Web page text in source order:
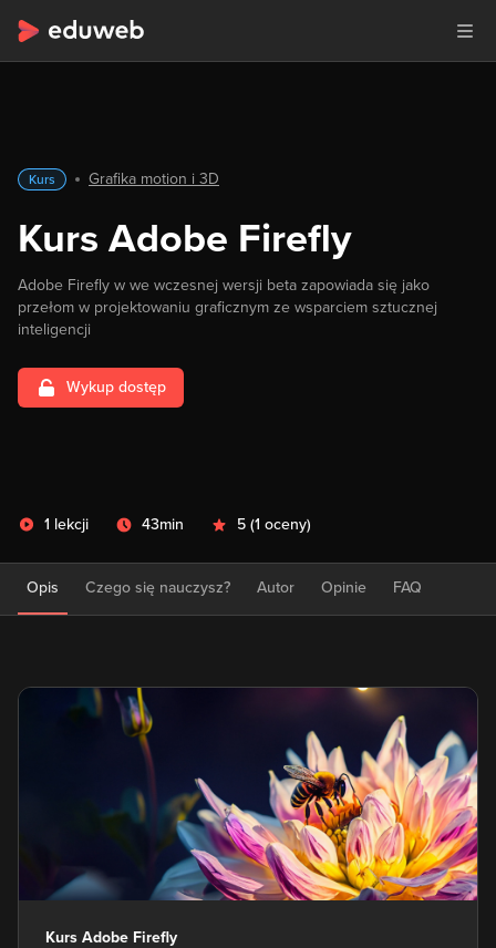
Kurs Grafika motion i 3D
Kurs Adobe Firefly
Adobe Firefly w we wczesnej wersji beta zapowiada się jako
przełom w projektowaniu graficznym ze wsparciem sztucznej
inteligencji
Wykup dostęp
1 lekcji 43min 5 (1 oceny)
Opis Czego się nauczysz? Autor Opinie FAQ
Kurs Adobe Firefly